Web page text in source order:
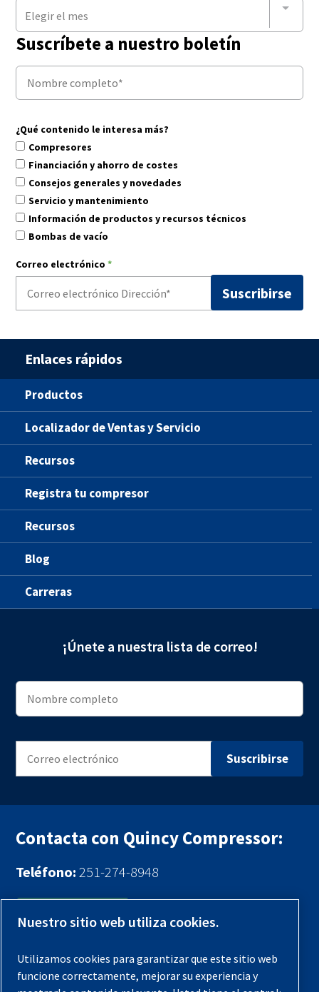
Elegir el mes
Suscríbete a nuestro boletín
¿Qué contenido le interesa más?
Compresores
Financiación y ahorro de costes
Consejos generales y novedades
Servicio y mantenimiento
Información de productos y recursos técnicos
Bombas de vacío
Correo electrónico *
Enlaces rápidos
Productos
Localizador de Ventas y Servicio
Recursos
Registra tu compresor
Recursos
Blog
Carreras
¡Únete a nuestra lista de correo!
Contacta con Quincy Compressor:
Teléfono: 251-274-8948
Contáctenos
Registra tu compresor
Aviso legal
Nuestro sitio web utiliza cookies.
Utilizamos cookies para garantizar que este sitio web
funcione correctamente, mejorar su experiencia y